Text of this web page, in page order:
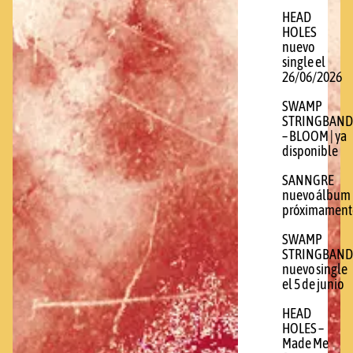
HEAD
HOLES
nuevo
single el
26/06/2026
SWAMP
STRINGBAND
– BLOOM | ya
disponible
SANNGRE
nuevo álbum
SWAMP
STRINGBAND
nuevo single
el 5 de junio
HEAD
HOLES –
Made Me